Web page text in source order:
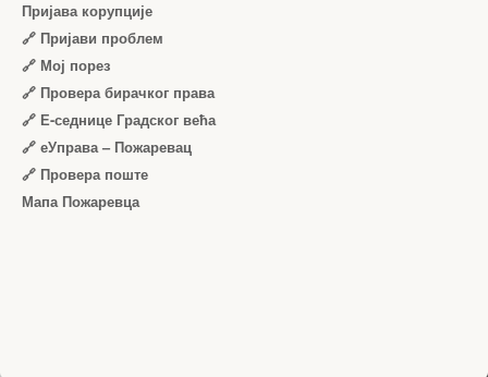
Пријава корупције
🔗 Пријави проблем
🔗 Мој порез
🔗 Провера бирачког права
🔗 Е-седнице Градског већа
🔗 еУправа – Пожаревац
🔗 Провера поште
Мапа Пожаревца